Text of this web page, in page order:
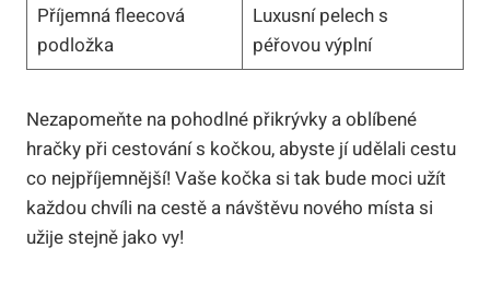
Příjemná fleecová
podložka
Luxusní pelech s
péřovou výplní
Nezapomeňte na pohodlné přikrývky a oblíbené
hračky při cestování s kočkou, abyste jí udělali cestu
co nejpříjemnější! Vaše kočka si tak bude moci užít
každou chvíli na cestě a návštěvu nového místa si
užije stejně jako vy!